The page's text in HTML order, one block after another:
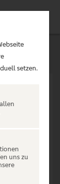
setzen.
uns zu